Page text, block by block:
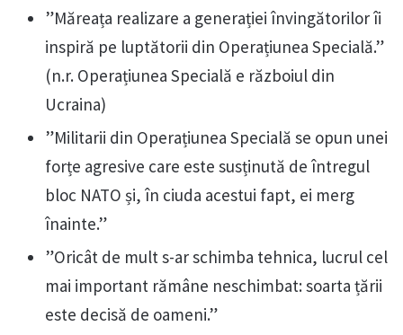
”Măreața realizare a generației învingătorilor îi
inspiră pe luptătorii din Operațiunea Specială.”
(n.r. Operațiunea Specială e războiul din
Ucraina)
”Militarii din Operațiunea Specială se opun unei
forțe agresive care este susținută de întregul
bloc NATO și, în ciuda acestui fapt, ei merg
înainte.”
”Oricât de mult s-ar schimba tehnica, lucrul cel
mai important rămâne neschimbat: soarta țării
este decisă de oameni.”